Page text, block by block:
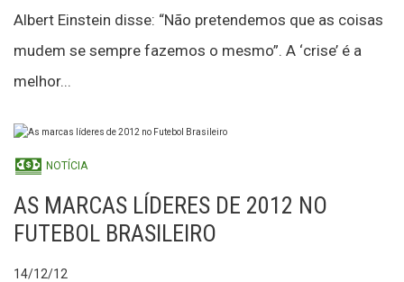
Albert Einstein disse: “Não pretendemos que as coisas
mudem se sempre fazemos o mesmo”. A ‘crise’ é a
melhor...
NOTÍCIA
AS MARCAS LÍDERES DE 2012 NO
FUTEBOL BRASILEIRO
14/12/12